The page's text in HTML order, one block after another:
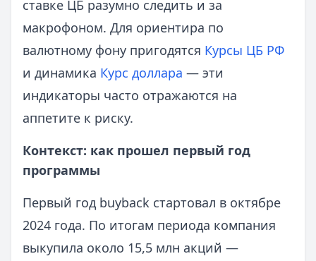
ставке ЦБ разумно следить и за
макрофоном. Для ориентира по
валютному фону пригодятся Курсы ЦБ РФ
и динамика Курс доллара — эти
индикаторы часто отражаются на
аппетите к риску.
Контекст: как прошел первый год
программы
Первый год buyback стартовал в октябре
2024 года. По итогам периода компания
выкупила около 15,5 млн акций —